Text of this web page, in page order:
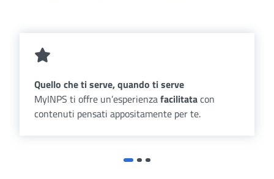
Quello che ti serve, quando ti serve
MyINPS ti offre un’esperienzafacilitatacon
contenuti pensati appositamente per te.